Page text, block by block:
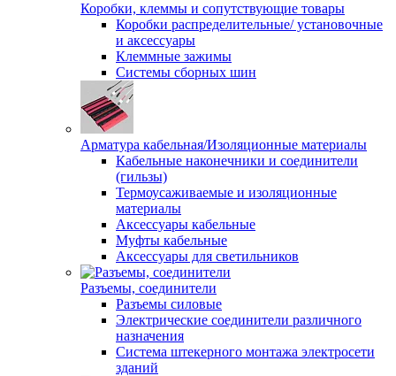
Коробки, клеммы и сопутствующие товары
Коробки распределительные/ установочные
и аксессуары
Клеммные зажимы
Системы сборных шин
Арматура кабельная/Изоляционные материалы
Кабельные наконечники и соединители
(гильзы)
Термоусаживаемые и изоляционные
материалы
Аксессуары кабельные
Муфты кабельные
Аксессуары для светильников
Разъемы, соединители
Разъемы силовые
Электрические соединители различного
назначения
Система штекерного монтажа электросети
зданий